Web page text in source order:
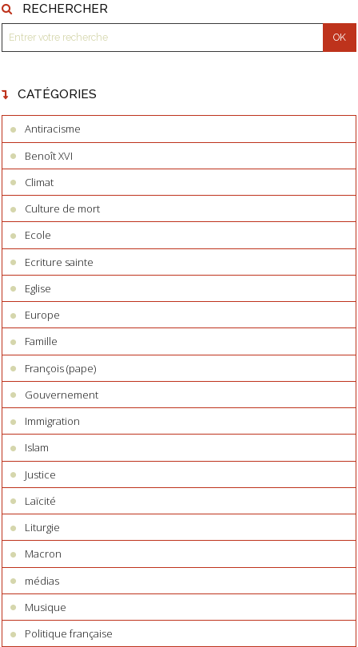
RECHERCHER
CATÉGORIES
Antiracisme
Benoît XVI
Climat
Culture de mort
Ecole
Ecriture sainte
Eglise
Europe
Famille
François (pape)
Gouvernement
Immigration
Islam
Justice
Laïcité
Liturgie
Macron
médias
Musique
Politique française